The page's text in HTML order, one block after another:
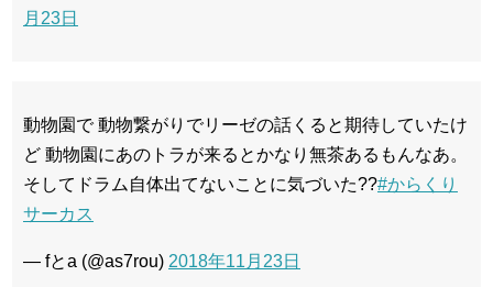
月23日
動物園で 動物繋がりでリーゼの話くると期待していたけ
ど 動物園にあのトラが来るとかなり無茶あるもんなあ。
そしてドラム自体出てないことに気づいた??#からくり
サーカス
— fとa (@as7rou) 2018年11月23日